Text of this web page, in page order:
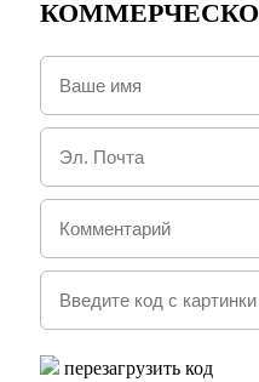
перезагрузить код